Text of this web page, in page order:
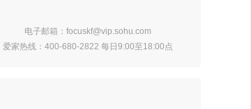
电子邮箱：focuskf@vip.sohu.com
爱家热线：400-680-2822 每日9:00至18:00点